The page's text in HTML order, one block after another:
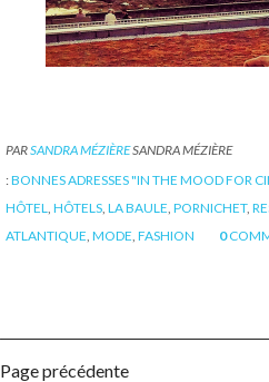
PARSANDRA MÉZIÈRESANDRA MÉZIÈRE
:BONNES ADRESSES "IN THE MOOD FOR
HÔTEL HÔTELS LA BAULE PORNICHET,
ATLANTIQUE MODE FASHION 0
Page précédente